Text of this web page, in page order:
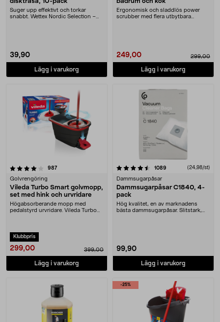
Suger upp effektivt och torkar
snabbt. Wettex Nordic Selection –
39,90
Lägg i varukorg
Ergonomisk och sladdlös power
scrubber med flera utbytbara
249,00 299,00
Lägg i varukorg
987recensioner
Golvrengöring
Vileda Turbo Smart golvmopp,
set med hink och urvridare
Högabsorberande mopp med
pedalstyrd urvridare. Vileda Turbo
Klubbpris
299,00 399,00
Lägg i varukorg
4.5 av 5 stjärnor 1089 recensioner(24,98/st)
Dammsugarpåsar
Dammsugarpåsar C1840, 4-
pack
Hög kvalitet, en av marknadens
bästa dammsugarpåsar. Slitstark,
99,90
Lägg i varukorg
-25%